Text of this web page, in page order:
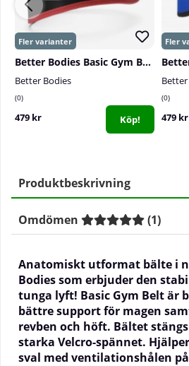
Better Bodies Basic Gym Belt, red
Better Bodies
0
479 kr Köp!
0
479 kr
Produktbeskrivning
Omdömen (1)
Anatomiskt utformat bälte i
Bodies som erbjuder den
tunga lyft! Basic Gym Belt är
bättre support för magen
revben och höft. Bältet
starka Velcro-spännet.
sval med ventilationshålen